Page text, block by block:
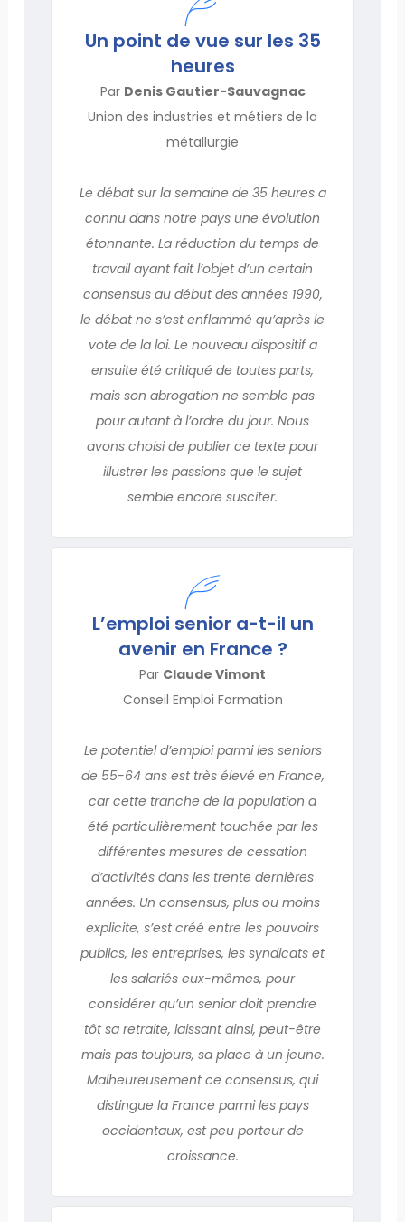
Un point de vue sur les 35
heures
Par Denis Gautier-Sauvagnac
Union des industries et métiers de la
métallurgie
Le débat sur la semaine de 35 heures a
connu dans notre pays une évolution
étonnante. La réduction du temps de
travail ayant fait l’objet d’un certain
consensus au début des années 1990,
le débat ne s’est enflammé qu’après le
vote de la loi. Le nouveau dispositif a
ensuite été critiqué de toutes parts,
mais son abrogation ne semble pas
pour autant à l’ordre du jour. Nous
avons choisi de publier ce texte pour
illustrer les passions que le sujet
semble encore susciter.
L’emploi senior a-t-il un
avenir en France ?
Par Claude Vimont
Conseil Emploi Formation
Le potentiel d’emploi parmi les seniors
de 55-64 ans est très élevé en France,
car cette tranche de la population a
été particulièrement touchée par les
différentes mesures de cessation
d’activités dans les trente dernières
années. Un consensus, plus ou moins
explicite, s’est créé entre les pouvoirs
publics, les entreprises, les syndicats et
les salariés eux-mêmes, pour
considérer qu’un senior doit prendre
tôt sa retraite, laissant ainsi, peut-être
mais pas toujours, sa place à un jeune.
Malheureusement ce consensus, qui
distingue la France parmi les pays
occidentaux, est peu porteur de
croissance.